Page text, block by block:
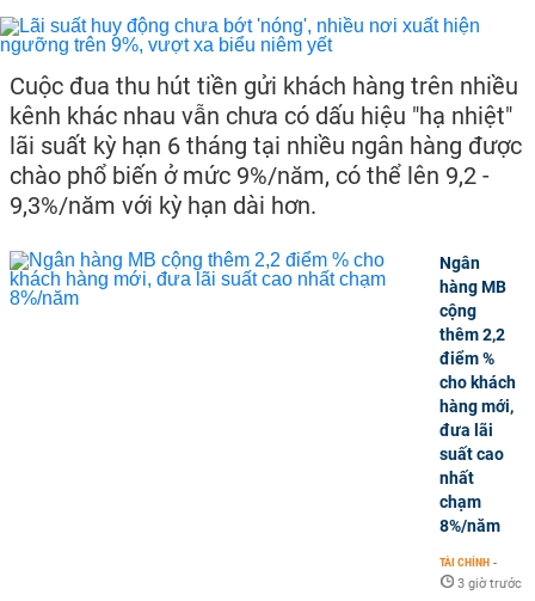
Cuộc đua thu hút tiền gửi khách hàng trên nhiều
kênh khác nhau vẫn chưa có dấu hiệu "hạ nhiệt"
lãi suất kỳ hạn 6 tháng tại nhiều ngân hàng được
chào phổ biến ở mức 9%/năm, có thể lên 9,2 -
9,3%/năm với kỳ hạn dài hơn.
Ngân
hàng MB
cộng
thêm 2,2
điểm %
cho khách
hàng mới,
đưa lãi
suất cao
nhất
chạm
8%/năm
TÀI CHÍNH -
3 giờ trước